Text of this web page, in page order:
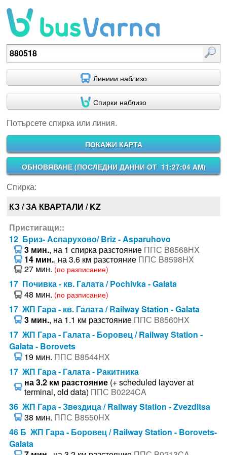
Потърсете спирка или линия.
Линиии наблизо
Спирки наблизо
Потърсете спирка или линия.
ПОКАЖИ КАРТА
ОБНОВЯВАНЕ (ПОСЛЕДНИ ДАННИ ОТ 11:27:04 AM)
Спирка:
КЗ / ЗА КВАРТАЛИ / KZ
Пристигащи::
12 Бриз- Аспарухово/ Briz - Asparuhovo
3 мин., на 1 спирка разстояние ППС B8568HX
14 мин., на 3.6 км разстояние ППС B8598HX
27 мин. (по разписание)
17 Почивка - кв. Галата / Pochivka - Galata
48 мин. (по разписание)
17 ЖП Гара - кв. Галата / Railway Station - Galata
3 мин., на 1.1 км разстояние ППС B8560HX
17 ЖП Гара - Галата - Боровец / Railway Station -
Galata - Borovets
19 мин. ППС B8544HX
17 ЖП Гара - Галата - Ракитника
на 3.2 км разстояние(+ scheduled layover at
terminal, old data) ППС B0224CA
36 ЖП Гара - Звездица / Railway Station - Zvezditsa
38 мин. ППС B8550HX
46 Б ЖП Гара - Боровец / Railway Station - Borovets-
Galata